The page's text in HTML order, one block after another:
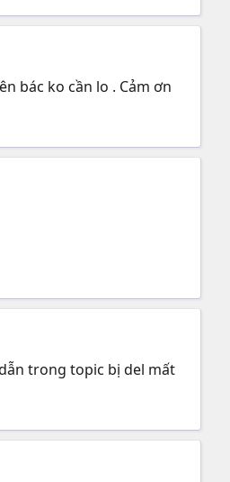
bác ko cần lo . Cảm ơn
trong topic bị del mất